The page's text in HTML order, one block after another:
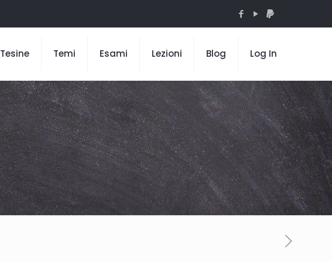
Tesine Temi Esami Lezioni Blog Log In